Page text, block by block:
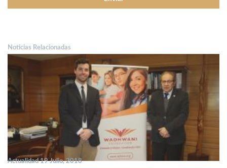
Noticias Relacionadas
Actualidad 19 Julio, 2018